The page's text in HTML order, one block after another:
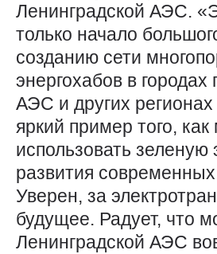
Ленинградской АЭС.
только начало
созданию сети
энергохабов в городах
АЭС и других
яркий пример того,
использовать зеленую
развития современных
Уверен, за
будущее. Радует, что
Ленинградской АЭС